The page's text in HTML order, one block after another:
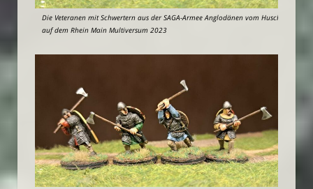
Die Veteranen mit Schwertern aus der SAGA-Armee Anglodänen vom Huscho
auf dem Rhein Main Multiversum 2023